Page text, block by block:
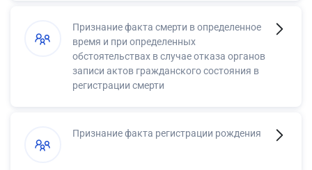
Признание факта смерти в определенное
время и при определенных
обстоятельствах в случае отказа органов
записи актов гражданского состояния в
регистрации смерти
Признание факта регистрации рождения